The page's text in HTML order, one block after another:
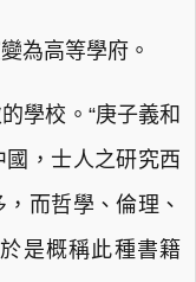
為高等學府。
學校。“庚子義和
，士人之研究西
而哲學、倫理、
是概稱此種書籍